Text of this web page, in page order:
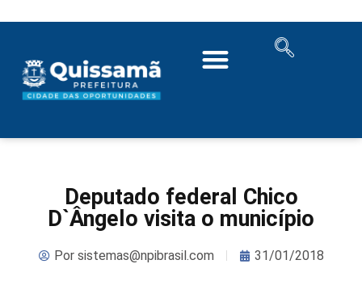
Deputado federal Chico
D`Ângelo visita o município
Porsistemas@npibrasil.com 31/01/2018